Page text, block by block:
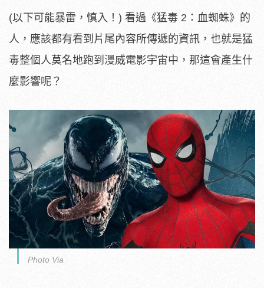
(以下可能暴雷，慎入！) 看過《猛毒 2：血蜘蛛》的
人，應該都有看到片尾內容所傳遞的資訊，也就是猛
毒整個人莫名地跑到漫威電影宇宙中，那這會產生什
麼影響呢？
Photo Via